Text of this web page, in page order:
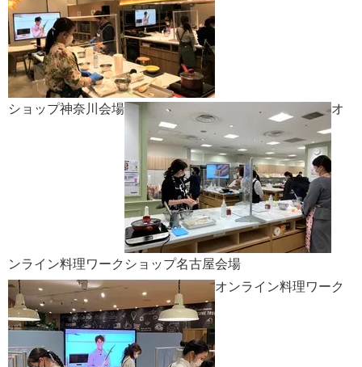
ショップ神奈川会場 オ
ンライン料理ワークショップ名古屋会場
オンライン料理ワーク